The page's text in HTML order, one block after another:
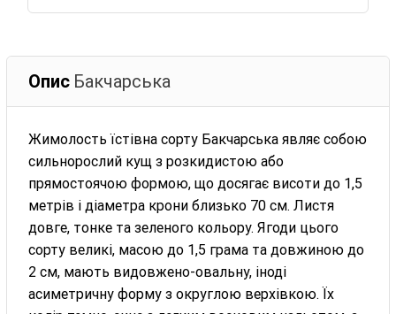
Опис Бакчарська
Жимолость їстівна сорту Бакчарська являє собою
сильнорослий кущ з розкидистою або
прямостоячою формою, що досягає висоти до 1,5
метрів і діаметра крони близько 70 см. Листя
довге, тонке та зеленого кольору. Ягоди цього
сорту великі, масою до 1,5 грама та довжиною до
2 см, мають видовжено-овальну, іноді
асиметричну форму з округлою верхівкою. Їх